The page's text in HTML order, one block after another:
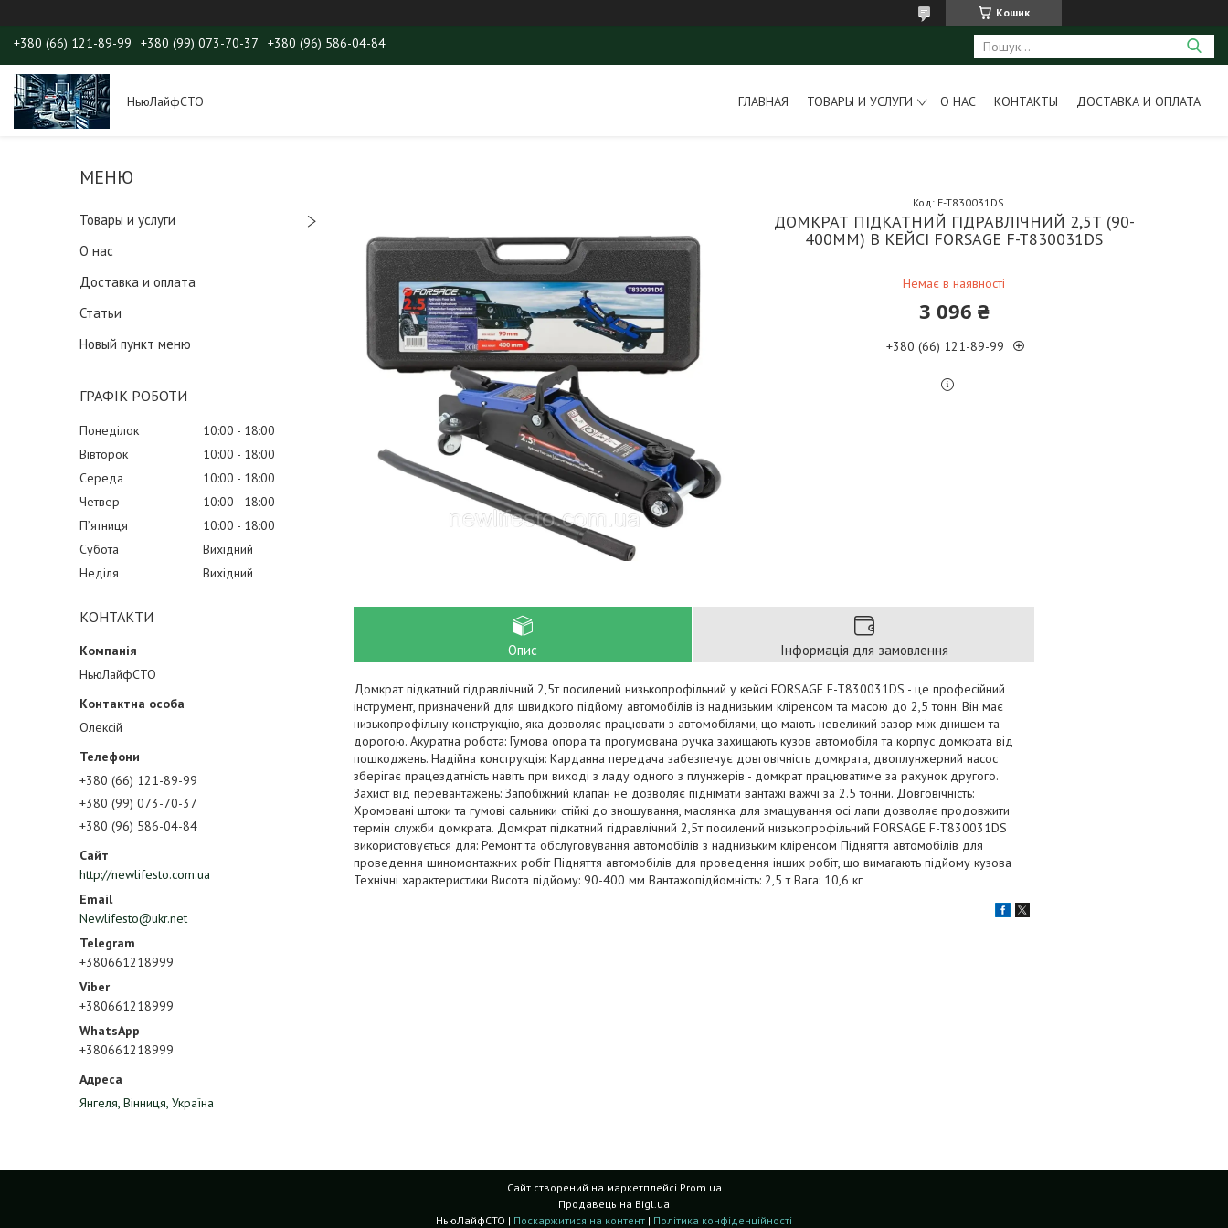
Кошик
+380 (66) 121-89-99 +380 (99) 073-70-37 +380 (96) 586-04-84
НьюЛайфСТО ГЛАВНАЯ ТОВАРЫ И УСЛУГИ О НАС КОНТАКТЫ ДОСТАВКА И ОПЛАТА
Товары и услуги
О нас
Доставка и оплата
Статьи
Новый пункт меню
ГРАФІК РОБОТИ
Понеділок 10:00
18:00
Вівторок
10:00
18:00
Середа
10:00
18:00
Четвер
10:00
18:00
Пʼятниця
10:00
18:00
Субота
Вихідний
Неділя
Вихідний
КОНТАКТИ
НьюЛайфСТО
Олексій
+380 (66) 121-89-99
+380 (99) 073-70-37
+380 (96) 586-04-84
http://newlifesto.com.ua
Newlifesto@ukr.net
+380661218999
+380661218999
+380661218999
Янгеля, Вінниця, Україна
ДОМКРАТ ПІДКАТНИЙ ГІДРАВЛІЧНИЙ 2,5Т (90-
400ММ) В КЕЙСІ FORSAGE F-T830031DS
Немає в наявності
Код: F-T830031DS
3 096 ₴
+380 (66) 121-89-99
Опис Інформація для замовлення
Домкрат підкатний гідравлічний 2,5т посилений низькопрофільний у кейсі FORSAGE F-T830031DS - це професійний
інструмент, призначений для швидкого підйому автомобілів із наднизьким кліренсом та масою до 2,5 тонн. Він має
низькопрофільну конструкцію, яка дозволяє працювати з автомобілями, що мають невеликий зазор між днищем та
дорогою. Акуратна робота: Гумова опора та прогумована ручка захищають кузов автомобіля та корпус домкрата від
пошкоджень. Надійна конструкція: Карданна передача забезпечує довговічність домкрата, двоплунжерний насос
зберігає працездатність навіть при виході з ладу одного з плунжерів - домкрат працюватиме за рахунок другого.
Захист від перевантажень: Запобіжний клапан не дозволяє піднімати вантажі важчі за 2.5 тонни. Довговічність:
Хромовані штоки та гумові сальники стійкі до зношування, маслянка для змащування осі лапи дозволяє продовжити
термін служби домкрата. Домкрат підкатний гідравлічний 2,5т посилений низькопрофільний FORSAGE F-T830031DS
використовується для: Ремонт та обслуговування автомобілів з наднизьким кліренсом Підняття автомобілів для
проведення шиномонтажних робіт Підняття автомобілів для проведення інших робіт, що вимагають підйому кузова
Технічні характеристики Висота підйому: 90-400 мм Вантажопідйомність: 2,5 т Вага: 10,6 кг
Сайт створений на маркетплейсі Prom.ua
Продавець на Bigl.ua
НьюЛайфСТО | Поскаржитися на контент | Політика конфіденційності